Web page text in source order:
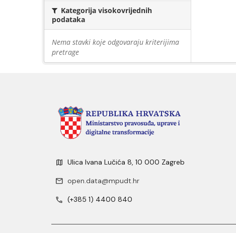
Kategorija visokovrijednih
podataka
Nema stavki koje odgovaraju kriterijima
pretrage